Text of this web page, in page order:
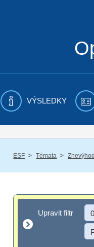
VÝSLEDKY
ESF / Témata /
Upravit filtr
Upravit filtr